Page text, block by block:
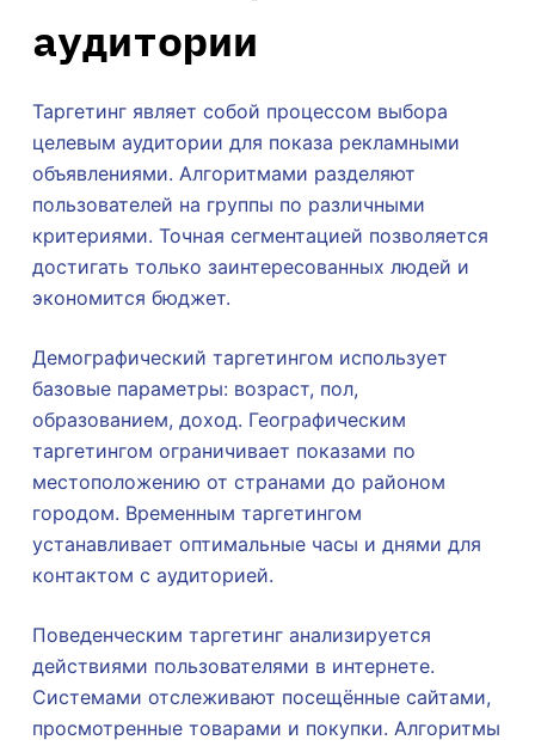
аудитории
Таргетинг являет собой процессом выбора
целевым аудитории для показа рекламными
объявлениями. Алгоритмами разделяют
пользователей на группы по различными
критериями. Точная сегментацией позволяется
достигать только заинтересованных людей и
экономится бюджет.
Демографический таргетингом использует
базовые параметры: возраст, пол,
образованием, доход. Географическим
таргетингом ограничивает показами по
местоположению от странами до районом
городом. Временным таргетингом
устанавливает оптимальные часы и днями для
контактом с аудиторией.
Поведенческим таргетинг анализируется
действиями пользователями в интернете.
Системами отслеживают посещённые сайтами,
просмотренные товарами и покупки. Алгоритмы